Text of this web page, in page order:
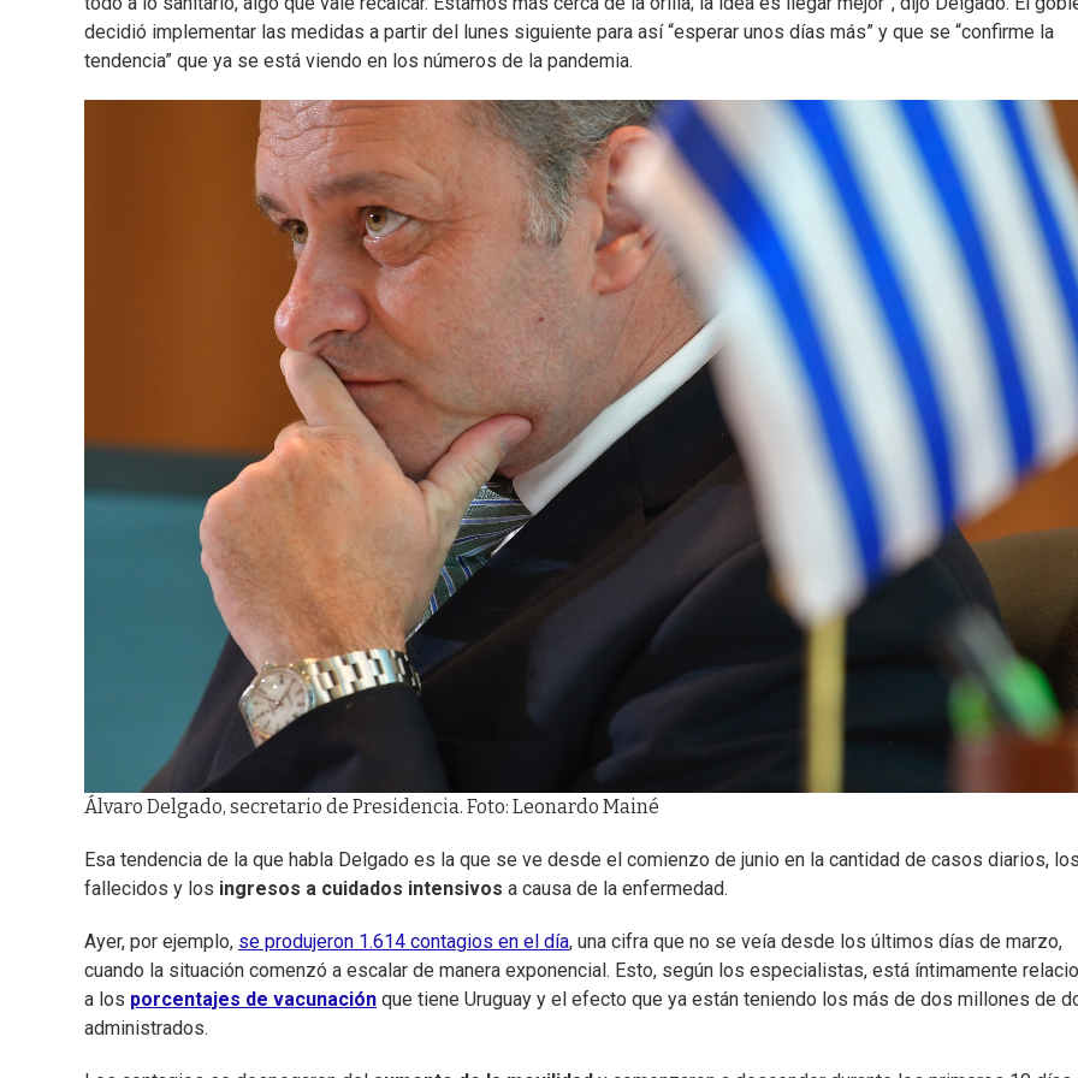
decidió implementar las medidas a partir del lunes siguiente para así “esperar unos días más” y que se “confirme la
tendencia” que ya se está viendo en los números de la pandemia.
Álvaro Delgado, secretario de Presidencia. Foto: Leonardo Mainé
Esa tendencia de la que habla Delgado es la que se ve desde el comienzo de junio en la cantidad de casos diarios,
fallecidos y los ingresos a cuidados intensivos a causa de la enfermedad.
Ayer, por ejemplo, se produjeron 1.614 contagios en el día, una cifra que no se veía desde los últimos días de marzo,
cuando la situación comenzó a escalar de manera exponencial. Esto, según los especialistas, está íntimamente
a los porcentajes de vacunación que tiene Uruguay y el efecto que ya están teniendo los más de dos millones de
administrados.